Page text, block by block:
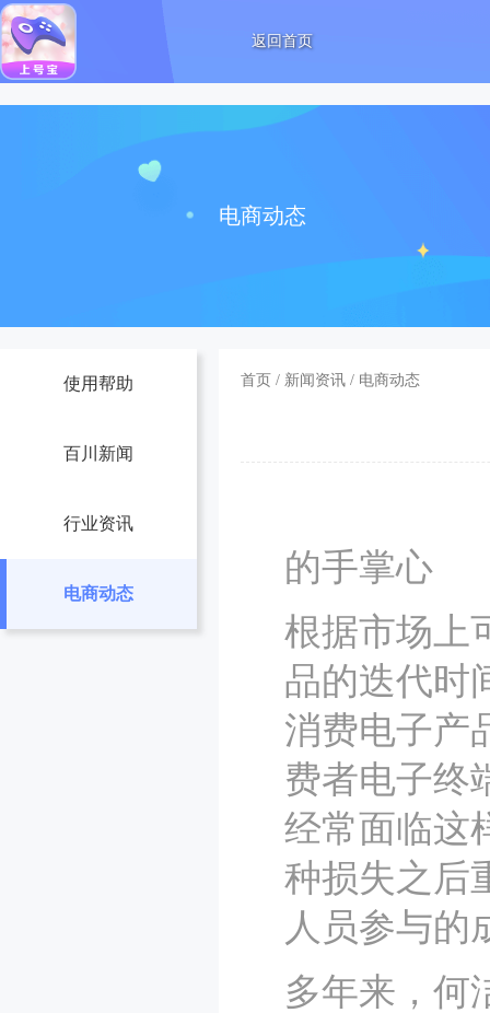
返回首页
电商动态
使用帮助
百川新闻
行业资讯
电商动态
首页 / 新闻资讯 / 电商动态
的手掌心
根据市场上
品的迭代时
消费电子产
费者电子终
经常面临这
种损失之后
人员参与的
多年来，何